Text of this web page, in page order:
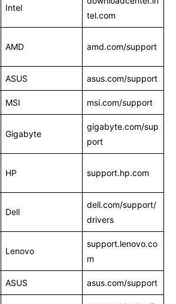
Intel
tel.com
AMD amd.com/support
ASUS asus.com/support
MSI msi.com/support
Gigabyte
gigabyte.com/sup
port
HP support.hp.com
Dell
dell.com/support/
drivers
Lenovo
support.lenovo.co
m
ASUS asus.com/support